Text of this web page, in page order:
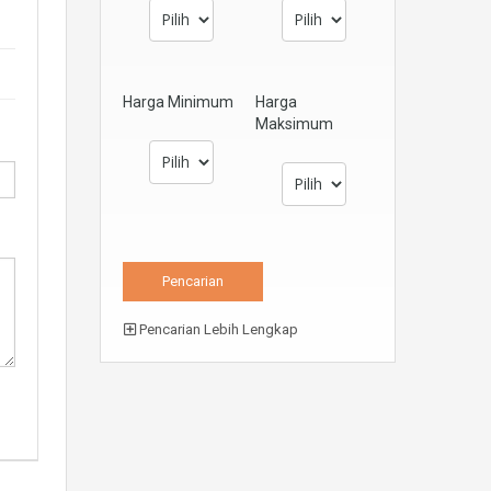
Harga Minimum
Harga
Maksimum
Pencarian Lebih Lengkap